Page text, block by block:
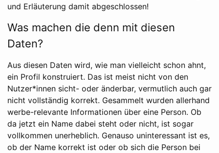
und Erläuterung damit abgeschlossen!
Was machen die denn mit diesen
Daten?
Aus diesen Daten wird, wie man vielleicht schon ahnt,
ein Profil konstruiert. Das ist meist nicht von den
Nutzer*innen sicht- oder änderbar, vermutlich auch gar
nicht vollständig korrekt. Gesammelt wurden allerhand
werbe-relevante Informationen über eine Person. Ob
da jetzt ein Name dabei steht oder nicht, ist sogar
vollkommen unerheblich. Genauso uninteressant ist es,
ob der Name korrekt ist oder ob sich die Person bei